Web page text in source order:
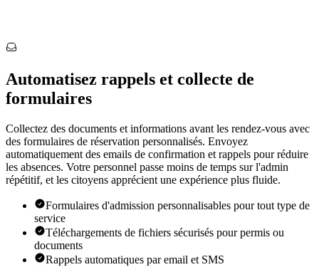
Automatisez rappels et collecte de
formulaires
Collectez des documents et informations avant les rendez-vous avec
des formulaires de réservation personnalisés. Envoyez
automatiquement des emails de confirmation et rappels pour réduire
les absences. Votre personnel passe moins de temps sur l'admin
répétitif, et les citoyens apprécient une expérience plus fluide.
Formulaires d'admission personnalisables pour tout type de
service
Téléchargements de fichiers sécurisés pour permis ou
documents
Rappels automatiques par email et SMS